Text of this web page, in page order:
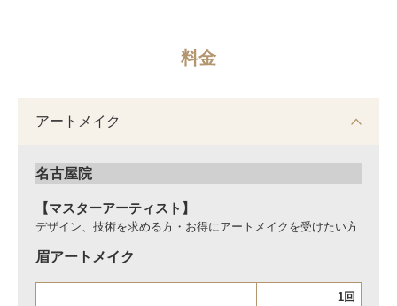
料金
アートメイク
名古屋院
【マスターアーティスト 】
デザイン、技術を求める方・お得にアートメイクを受けたい方
眉アートメイク
1回